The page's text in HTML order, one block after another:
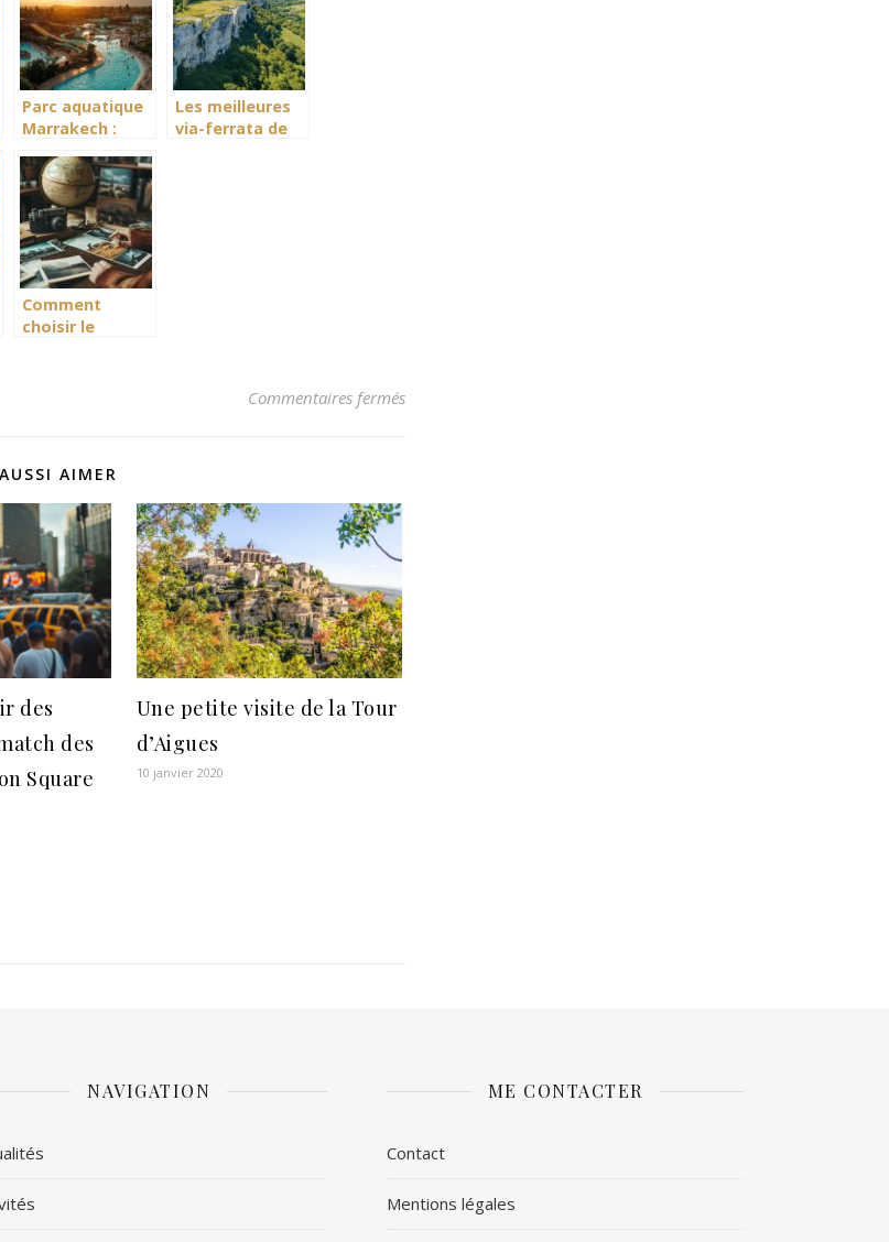
Madison Square
Garden
Parc aquatique
Marrakech :
visite au
meilleur
moment de
l’annee
Les meilleures
via-ferrata de
Comment
choisir le
Commentaires ferméssur Partir en vacances cet été : Choisir la Normandie.
AIMER
des
des
Square
Une petite visite de la Tour
d’Aigues
10 janvier 2020
NAVIGATION ME CONTACTER
Contact
Mentions légales